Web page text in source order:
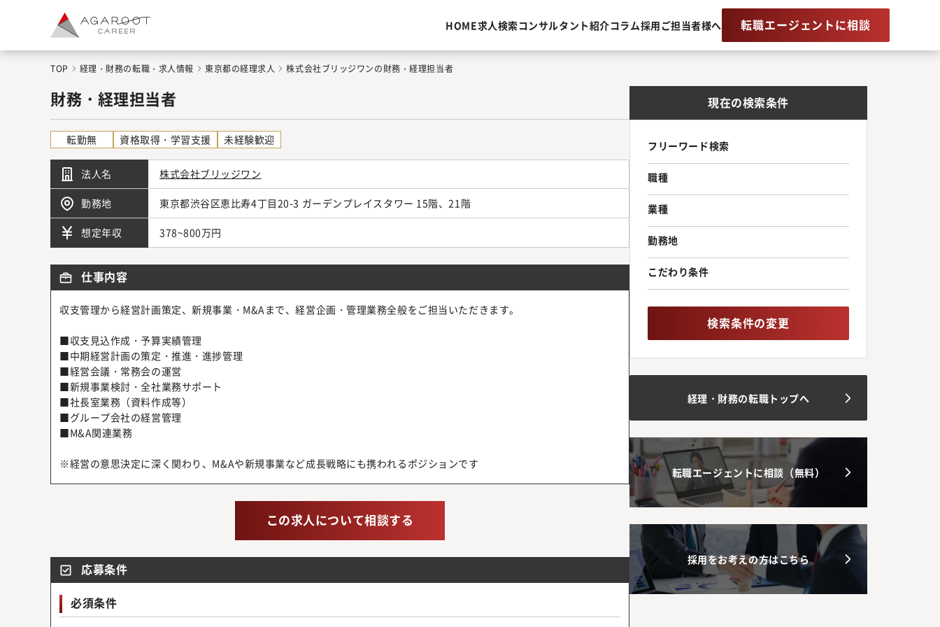
HOME求人検索コンサルタント紹介コラム採用ご担当者様へ 転職エージェントに相談
TOP 経理・財務の転職・求人情報 東京都の経理求人 株式会社ブリッジワンの財務・経理担当者
財務・経理担当者
転勤無 資格取得・学習支援 未経験歓迎
法人名 株式会社ブリッジワン
勤務地 東京都渋谷区恵比寿4丁目20-3 ガーデンプレイスタワー 15階、21階
想定年収 378~800万円
仕事内容
収支管理から経営計画策定、新規事業・M&Aまで、経営企画・管理業務全般をご担当いただきます。
■収支見込作成・予算実績管理
■中期経営計画の策定・推進・進捗管理
■経営会議・常務会の運営
■新規事業検討・全社業務サポート
■社長室業務（資料作成等）
■グループ会社の経営管理
■M&A関連業務
※経営の意思決定に深く関わり、M&Aや新規事業など成長戦略にも携われるポジションです
この求人について相談する
応募条件
必須条件
現在の検索条件
フリーワード検索
職種
業種
勤務地
こだわり条件
検索条件の変更
経理・財務の転職トップへ
転職エージェントに相談（無料）
採用をお考えの方はこちら